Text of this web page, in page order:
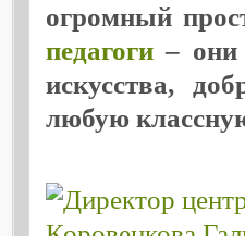
огромный
педагоги– они
искусства,
любую